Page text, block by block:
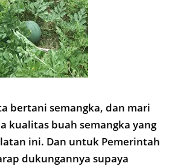
bertani semangka, dan mari
kualitas buah semangka yang
ini. Dan untuk Pemerintah
dukungannya supaya